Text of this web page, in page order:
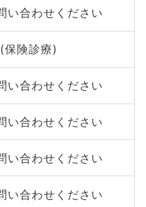
い合わせください
保険診療)
い合わせください
い合わせください
い合わせください
い合わせください